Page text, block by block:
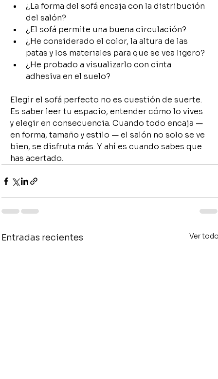
¿La forma del sofá encaja con la distribución
del salón?
¿El sofá permite una buena circulación?
¿He considerado el color, la altura de las
patas y los materiales para que se vea ligero?
¿He probado a visualizarlo con cinta
adhesiva en el suelo?
Elegir el sofá perfecto no es cuestión de suerte.
Es saber leer tu espacio, entender cómo lo vives
y elegir en consecuencia. Cuando todo encaja —
en forma, tamaño y estilo — el salón no solo se ve
bien, se disfruta más. Y ahí es cuando sabes que
has acertado.
Entradas recientes Ver